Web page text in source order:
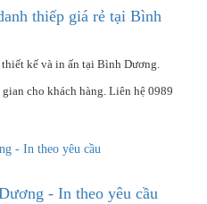
thiếp giá rẻ tại Bình
kế và in ấn tại Bình Dương.
cho khách hàng. Liên hệ 0989
- In theo yêu cầu